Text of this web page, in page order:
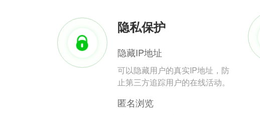
隐私保护
隐藏IP地址
可以隐藏用户的真实IP地址，防
止第三方追踪用户的在线活动。
匿名浏览